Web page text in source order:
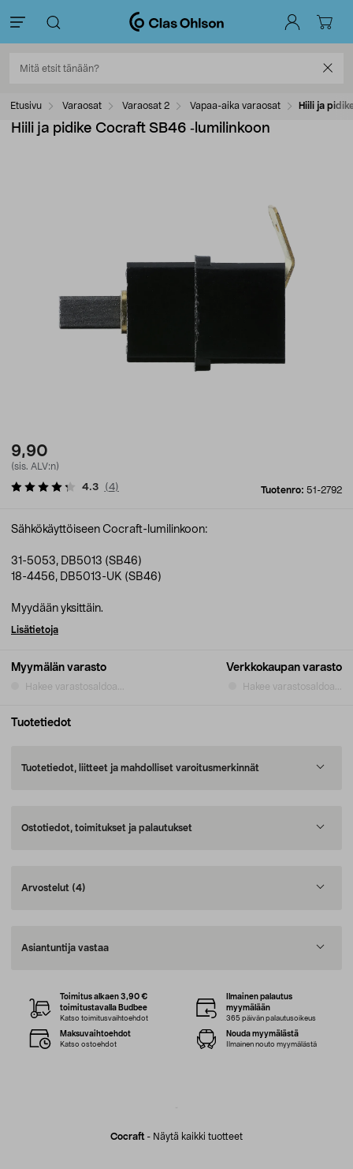
Etusivu Varaosat Varaosat 2 Vapaa-aika varaosat Hiili ja
Hiili ja pidike Cocraft SB46 ‑lumilinkoon
9,90
(sis. ALV:n)
Tuotenro: 51-2792
4.3 (4)
Myymälän varasto
Hakee varastosaldoa...
Verkkokaupan varasto
Hakee varastosaldoa...
Sähkökäyttöiseen Cocraft-lumilinkoon:
31-5053, DB5013 (SB46)
18-4456, DB5013-UK (SB46)
Myydään yksittäin.
Lisätietoja
Tuotetiedot
Tuotetiedot, liitteet ja mahdolliset varoitusmerkinnät
Ostotiedot, toimitukset ja palautukset
Arvostelut (4)
Asiantuntija vastaa
Cocraft - Näytä kaikki tuotteet
Toimitus alkaen 3,90 €
toimitustavalla Budbee
Katso toimitusvaihtoehdot
Ilmainen palautus
myymälään
365 päivän palautusoikeus
Maksuvaihtoehdot
Katso ostoehdot
Nouda myymälästä
Ilmainen nouto myymälästä